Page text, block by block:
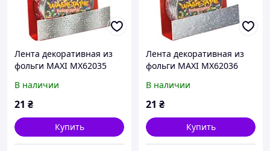
Лента декоративная из
фольги MAXI MX62035
голографическая
/MX62035/
В наличии
21 ₴
Купить
Лента декоративная из
фольги MAXI MX62036
голографическая
/MX62036/
В наличии
21 ₴
Купить